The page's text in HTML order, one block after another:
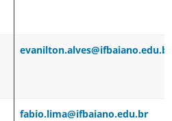
evanilton.alves@ifbaiano.edu.br
fabio.lima@ifbaiano.edu.br